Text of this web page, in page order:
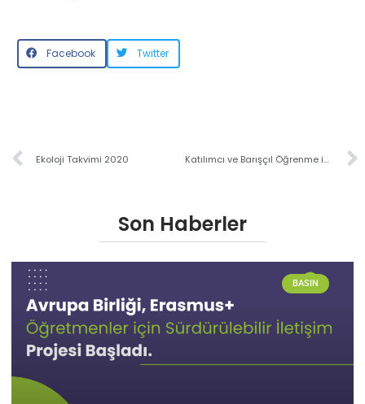
Facebook Twitter
Ekoloji Takvimi 2020 Katılımcı ve Barışçıl Öğrenme için 15 Dakikada Halimiz
Son Haberler
BASIN